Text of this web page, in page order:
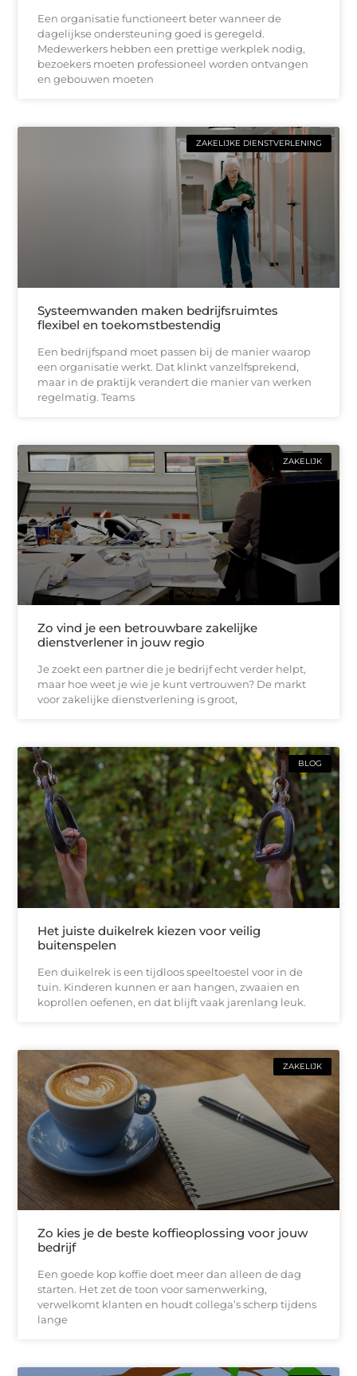
Een organisatie functioneert beter wanneer de
dagelijkse ondersteuning goed is geregeld.
Medewerkers hebben een prettige werkplek nodig,
bezoekers moeten professioneel worden ontvangen
en gebouwen moeten
ZAKELIJKE DIENSTVERLENING
Systeemwanden maken bedrijfsruimtes
flexibel en toekomstbestendig
Een bedrijfspand moet passen bij de manier waarop
een organisatie werkt. Dat klinkt vanzelfsprekend,
maar in de praktijk verandert die manier van werken
regelmatig. Teams
ZAKELIJK
Zo vind je een betrouwbare zakelijke
dienstverlener in jouw regio
Je zoekt een partner die je bedrijf echt verder helpt,
maar hoe weet je wie je kunt vertrouwen? De markt
voor zakelijke dienstverlening is groot,
BLOG
Het juiste duikelrek kiezen voor veilig
buitenspelen
Een duikelrek is een tijdloos speeltoestel voor in de
tuin. Kinderen kunnen er aan hangen, zwaaien en
koprollen oefenen, en dat blijft vaak jarenlang leuk.
ZAKELIJK
Zo kies je de beste koffieoplossing voor jouw
bedrijf
Een goede kop koffie doet meer dan alleen de dag
starten. Het zet de toon voor samenwerking,
verwelkomt klanten en houdt collega’s scherp tijdens
lange